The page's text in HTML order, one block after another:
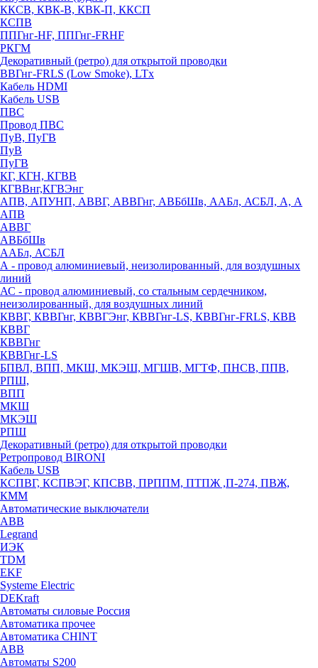
ККСВ, КВК-В, КВК-П, ККСП
КСПВ
ППГнг-HF, ППГнг-FRHF
РКГМ
Декоративный (ретро) для открытой проводки
ВВГнг-FRLS (Low Smoke), LTx
Кабель HDMI
Кабель USB
ПВС
Провод ПВС
ПуВ, ПуГВ
ПуВ
ПуГВ
КГ, КГН, КГВВ
КГВВнг,КГВЭнг
АПВ, АПУНП, АВВГ, АВВГнг, АВБбШв, ААБл, АСБЛ, А, А
АПВ
АВВГ
АВБбШв
ААБл, АСБЛ
А - провод алюминиевый, неизолированный, для воздушных
линий
АС - провод алюминиевый, со стальным сердечником,
неизолированный, для воздушных линий
КВВГ, КВВГнг, КВВГЭнг, КВВГнг-LS, КВВГнг-FRLS, КВВ
КВВГ
КВВГнг
КВВГнг-LS
БПВЛ, ВПП, МКШ, МКЭШ, МГШВ, МГТФ, ПНСВ, ППВ,
РПШ,
ВПП
МКШ
МКЭШ
РПШ
Декоративный (ретро) для открытой проводки
Ретропровод BIRONI
Кабель USB
КСПВГ, КСПВЭГ, КПСВВ, ПРППМ, ПТПЖ ,П-274, ПВЖ,
КММ
Автоматические выключатели
ABB
Legrand
ИЭК
TDM
EKF
Systeme Electric
DEKraft
Автоматы силовые Россия
Автоматика прочее
Автоматика CHINT
ABB
Автоматы S200